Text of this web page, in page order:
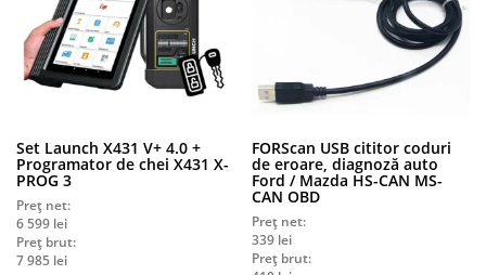
Set Launch X431 V+ 4.0 +
Programator de chei X431 X-
PROG 3
Preț net:
6 599 lei
Preț brut:
7 985 lei
FORScan USB cititor coduri
de eroare, diagnoză auto
Ford / Mazda HS-CAN MS-
CAN OBD
Preț net:
339 lei
Preț brut: